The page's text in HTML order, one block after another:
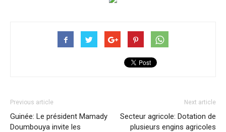
Previous article
Guinée: Le président Mamady
Doumbouya invite les
Next article
Secteur agricole: Dotation de
plusieurs engins agricoles